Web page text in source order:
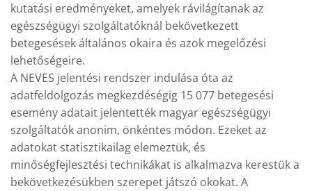
kutatási eredményeket, amelyek rávilágítanak az
egészségügyi szolgáltatóknál bekövetkezett
betegesések általános okaira és azok megelőzési
lehetőségeire.
A NEVES jelentési rendszer indulása óta az
adatfeldolgozás megkezdéségig 15 077 betegesési
esemény adatait jelentették magyar egészségügyi
szolgáltatók anonim, önkéntes módon. Ezeket az
adatokat statisztikailag elemeztük, és
minőségfejlesztési technikákat is alkalmazva kerestük a
bekövetkezésükben szerepet játszó okokat. A